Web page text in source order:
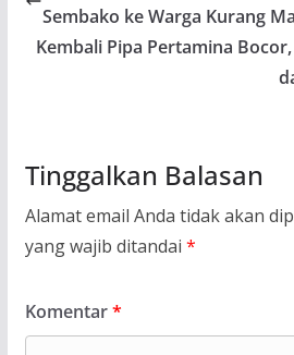
Sembako ke Warga Kurang
Kembali Pipa Pertamina
Tinggalkan Balasan
Alamat email Anda tidak akan
yang wajib ditandai *
Komentar*